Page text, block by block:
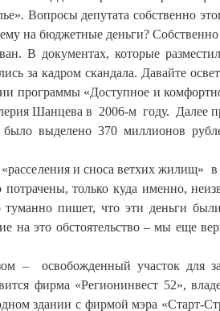
Вопросы депутата собственно
на бюджетные деньги? Собственно
В документах, которые
за кадром скандала. Давайте
программы «Доступное и
Шанцева в 2006-м году. Далее
выделено 370 миллионов
и сноса ветхих жилищ»
только куда именно,
туманно пишет, что эти деньги
на это обстоятельство – мы еще
– освобожденный участок для
фирма «Регионинвест 52»,
здании с фирмой мэра «Старт-